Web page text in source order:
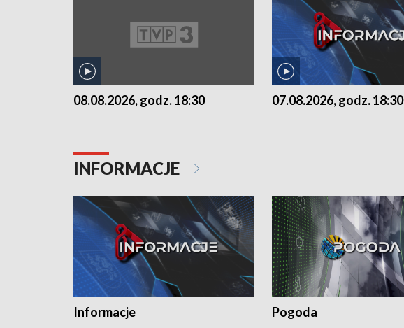
08.08.2026, godz. 18:30 07.08.2026, godz. 18:30
INFORMACJE
Informacje Pogoda